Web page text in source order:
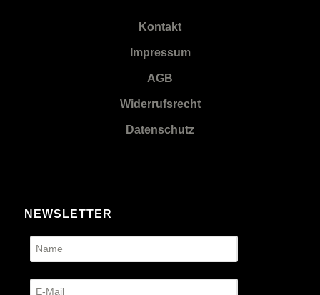
Kontakt
Impressum
AGB
Widerrufsrecht
Datenschutz
NEWSLETTER